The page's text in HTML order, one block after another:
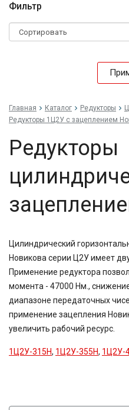
Фильтр
Главная Каталог Редукторы
Редукторы 1Ц2У с зацеплением
Редукторы
Цилиндрический
Новикова серии Ц2У имеет
Применение редуктора
момента - 47000 Нм.,
диапазоне передаточных
применение зацепления
увеличить рабочий ресурс.
1Ц2У-315Н, 1Ц2У-355Н, 1Ц2У-